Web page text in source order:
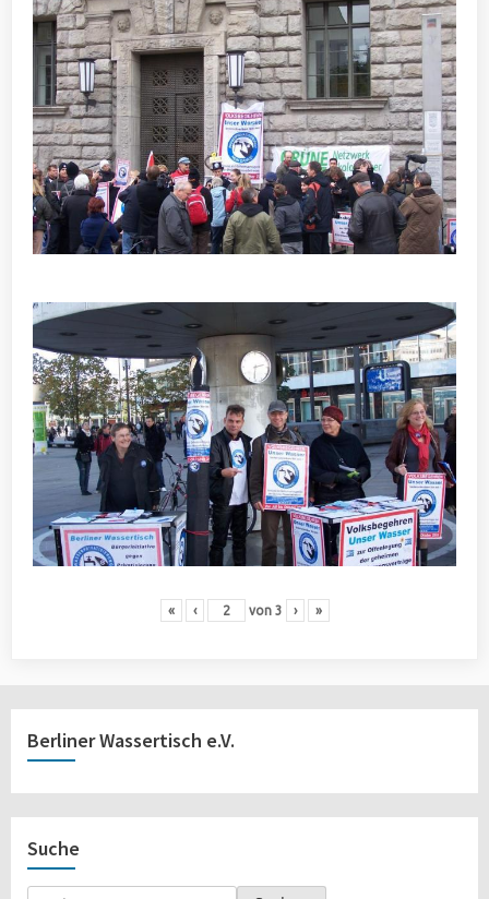
« ‹ von 3 › »
Berliner Wassertisch e.V.
Suche